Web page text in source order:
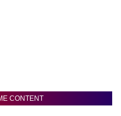
CONTENT